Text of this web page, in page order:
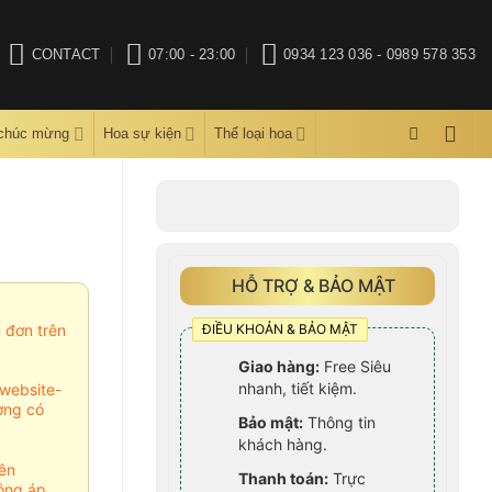
CONTACT 07:00 - 23:00 0934 123 036 - 0989 578 353
mừng Hoa sự kiện Thể loại hoa
HỖ TRỢ & BẢO MẬT
ĐIỀU KHOẢN & BẢO MẬT
Giao hàng: Free Siêu
nhanh, tiết kiệm.
Bảo mật: Thông tin
khách hàng.
Thanh toán: Trực
đơn trên
có